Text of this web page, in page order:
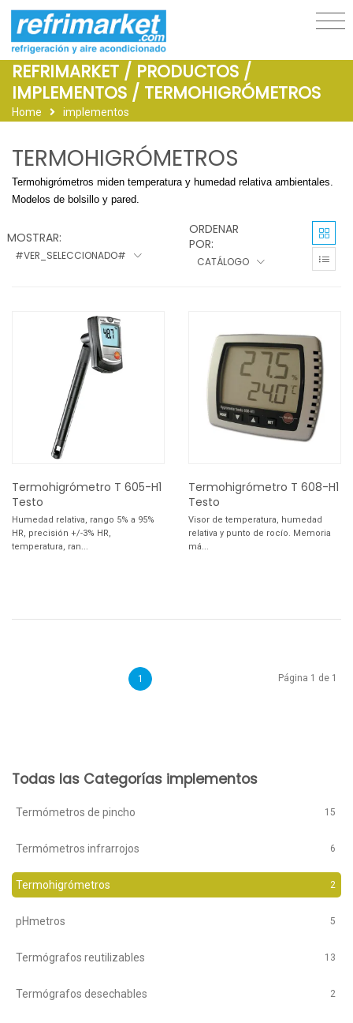
REFRIMARKET / PRODUCTOS /
IMPLEMENTOS / TERMOHIGRÓMETROS
Home implementos
TERMOHIGRÓMETROS
Termohigrómetros miden temperatura y humedad relativa ambientales.
Modelos de bolsillo y pared.
MOSTRAR:
#VER_SELECCIONADO#
ORDENAR
POR:
CATÁLOGO
Termohigrómetro T 605-H1
Testo
Humedad relativa, rango 5% a 95%
HR, precisión +/-3% HR,
temperatura, ran...
Termohigrómetro T 608-H1
Testo
Visor de temperatura, humedad
relativa y punto de rocío. Memoria
má...
1 Página 1 de 1
Todas las Categorías implementos
Termómetros de pincho 15
Termómetros infrarrojos 6
Termohigrómetros 2
pHmetros 5
Termógrafos reutilizables 13
Termógrafos desechables 2